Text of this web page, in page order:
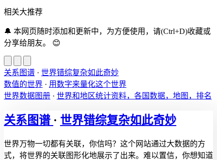
相关大推荐
🔔 本网页随时添加和更新中，为方便使用，请(Ctrl+D)收藏或
分享给朋友。 😊
关系图谱 · 世界错综复杂如此奇妙
数值的世界 · 用数字来量化这个世界
世界数据图册 · 世界和地区统计资料，各国数据，地图，排名
关系图谱 · 世界错综复杂如此奇妙
世界万物一切都有关联，你信吗？这个网站通过大数据的方
式，将世界的关联图形化地展示了出来。难以置信，你想知道